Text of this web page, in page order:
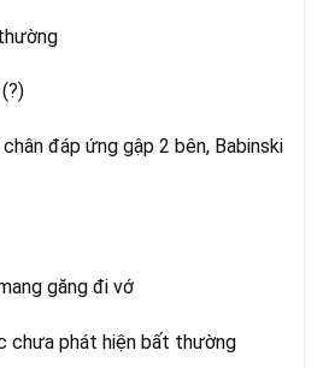
đáp ứng gập 2 bên, Babinski
găng đi vớ
chưa phát hiện bất thường